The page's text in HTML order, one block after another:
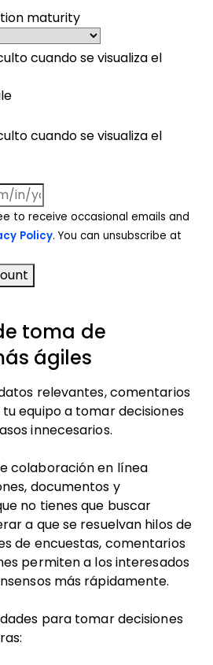
maturity
cuando se visualiza el
cuando se visualiza el
to receive occasional emails and
Policy. You can unsubscribe at
toma de
ágiles
relevantes, comentarios
equipo a tomar decisiones
innecesarios.
colaboración en línea
documentos y
no tienes que buscar
a que se resuelvan hilos de
de encuestas, comentarios
permiten a los interesados
más rápidamente.
para tomar decisiones